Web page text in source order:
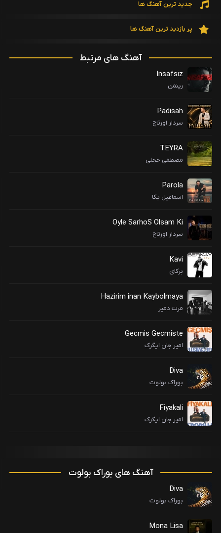
جدید ترین آهنگ ها
پر بازدید ترین آهنگ ها
آهنگ های مرتبط
Insafsiz
رینمن
Padisah
سردار اورتاج
TEYRA
مصطفی ججلی
Parola
اسماعیل یکا
Oyle SarhoS Olsam Ki
سردار اورتاج
Kavi
برکای
Hazirim inan Kaybolmaya
مرت دمیر
Gecmis Gecmiste
امیر جان ایگرک
Diva
بوراک بولوت
Fiyakali
امیر جان ایگرک
آهنگ های بوراک بولوت
Diva
بوراک بولوت
Mona Lisa